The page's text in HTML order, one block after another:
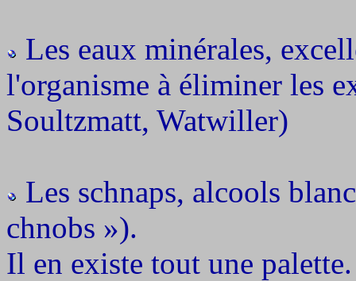
Les eaux minérales,
l'organisme à éliminer les
Soultzmatt, Watwiller)
Les schnaps, alcools
chnobs »).
Il en existe tout une palette.